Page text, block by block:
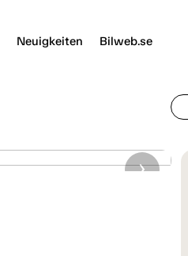
Neuigkeiten Bilweb.se